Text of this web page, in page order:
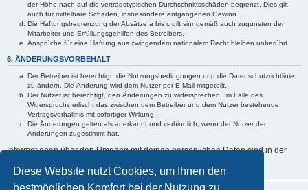
Diese Website nutzt Cookies, um Ihnen den
bestmöglichen Komfort bei der Nutzung zu
der Höhe nach auf die vertragstypischen Durchschnittsschäden begrenzt. Dies gilt
auch für mittelbare Schäden, insbesondere entgangenen Gewinn.
Die Haftungsbegrenzung der Absätze a bis c gilt sinngemäß auch zugunsten der
Mitarbeiter und Erfüllungsgehilfen des Betreibers.
Ansprüche für eine Haftung aus zwingendem nationalem Recht bleiben unberührt.
6. ÄNDERUNGSVORBEHALT
Der Betreiber ist berechtigt, die Nutzungsbedingungen und die Datenschutzrichtlinie
zu ändern. Die Änderung wird dem Nutzer per E-Mail mitgeteilt.
Der Nutzer ist berechtigt, den Änderungen zu widersprechen. Im Falle des
Widerspruchs erlischt das zwischen dem Betreiber und dem Nutzer bestehende
Vertragsverhältnis mit sofortiger Wirkung.
Die Änderungen gelten als anerkannt und verbindlich, wenn der Nutzer den
Änderungen zugestimmt hat.
Informationen über den Umgang mit deinen persönlichen Daten sind in der